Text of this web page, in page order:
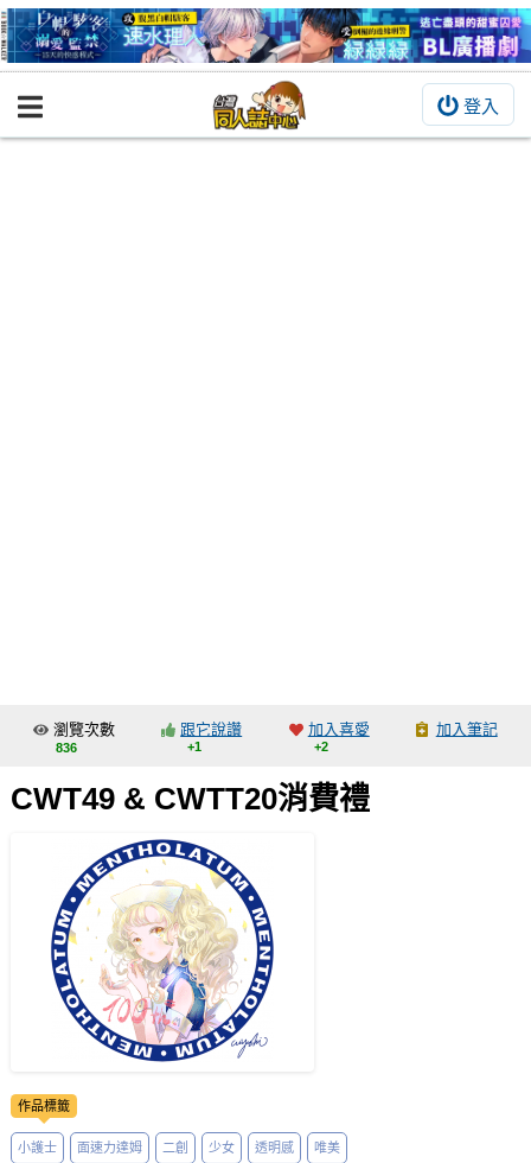
登入
BOOKY書集倉庫
交流中心
會員中心
註冊會員
登入
瀏覽次數
836
跟它說讚
+1
加入喜愛
+2
加入筆記
CWT49 & CWTT20消費禮
作品標籤
小護士 面速力達姆 二創 少女 透明感 唯美